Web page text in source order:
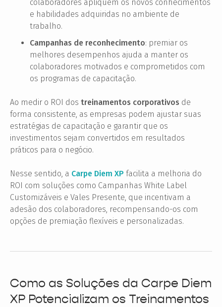
colaboradores apliquem os novos conhecimentos
e habilidades adquiridas no ambiente de
trabalho.
Campanhas de reconhecimento: premiar os
melhores desempenhos ajuda a manter os
colaboradores motivados e comprometidos com
os programas de capacitação.
Ao medir o ROI dos treinamentos corporativos de
forma consistente, as empresas podem ajustar suas
estratégias de capacitação e garantir que os
investimentos sejam convertidos em resultados
práticos para o negócio.
Nesse sentido, a Carpe Diem XP facilita a melhoria do
ROI com soluções como Campanhas White Label
Customizáveis e Vales Presente, que incentivam a
adesão dos colaboradores, recompensando-os com
opções de premiação flexíveis e personalizadas.
Como as Soluções da Carpe Diem
XP Potencializam os Treinamentos